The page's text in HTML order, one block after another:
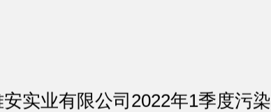
实业有限公司2022年1季度污